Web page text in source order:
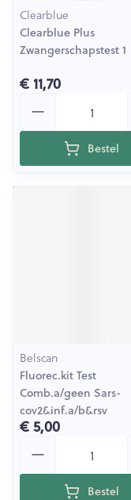
Clearblue
Clearblue Plus
Zwangerschapstest 1
€ 11,70
Bestel
Belscan
Fluorec.kit Test
Comb.a/geen Sars-
cov2&inf.a/b&rsv
€ 5,00
Bestel